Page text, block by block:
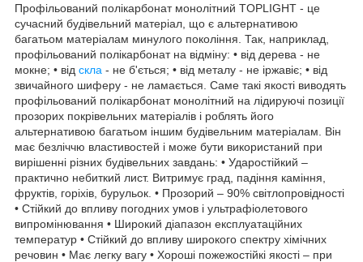
Профільований полікарбонат монолітний TOPLIGHT - це
сучасний будівельний матеріал, що є альтернативою
багатьом матеріалам минулого покоління. Так, наприклад,
профільований полікарбонат на відміну: • від дерева - не
мокне; • від скла - не б'ється; • від металу - не іржавіє; • від
звичайного шиферу - не ламається. Саме такі якості виводять
профільований полікарбонат монолітний на лідируючі позиції
прозорих покрівельних матеріалів і роблять його
альтернативою багатьом іншим будівельним матеріалам. Він
має безліччю властивостей і може бути використаний при
вирішенні різних будівельних завдань: • Ударостійкий –
практично небиткий лист. Витримує град, падіння каміння,
фруктів, горіхів, бурульок. • Прозорий – 90% світлопровідності
• Стійкий до впливу погодних умов і ультрафіолетового
випромінювання • Широкий діапазон експлуатаційних
температур • Стійкий до впливу широкого спектру хімічних
речовин • Має легку вагу • Хороші пожежостійкі якості – при